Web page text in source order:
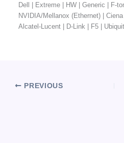
Dell | Extreme | HW | Generic | F-
NVIDIA/Mellanox (Ethernet) |
Alcatel-Lucent | D-Link | F5 |
PREVIOUS